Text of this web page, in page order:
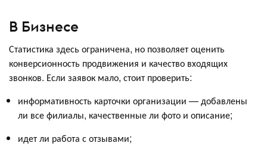
В Бизнесе
Статистика здесь ограничена, но позволяет оценить
конверсионность продвижения и качество входящих
звонков. Если заявок мало, стоит проверить:
информативность карточки организации — добавлены
ли все филиалы, качественные ли фото и описание;
идет ли работа с отзывами;